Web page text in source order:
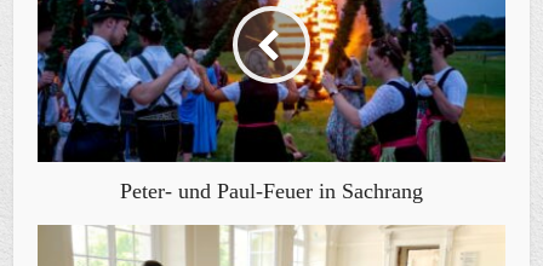
Peter- und Paul-Feuer in Sachrang